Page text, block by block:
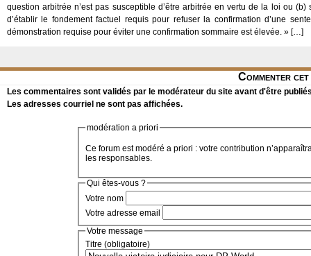
question arbitrée n’est pas susceptible d’être arbitrée en vertu de la loi ou
d’établir le fondement factuel requis pour refuser la confirmation d’une
démonstration requise pour éviter une confirmation sommaire est élevée. » […]
Commenter
Les commentaires sont validés par le modérateur du site avant d'être
Les adresses courriel ne sont pas affichées.
modération a priori
Ce forum est modéré a priori : votre contribution
les responsables.
Qui êtes-vous ?
Votre nom
Votre adresse email
Votre message
Titre (obligatoire)